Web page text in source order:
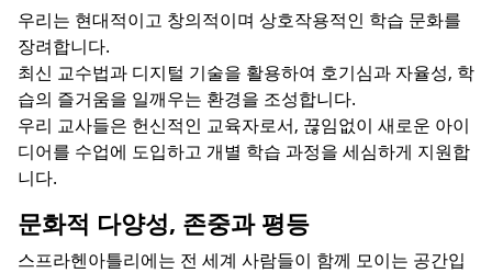
우리는 현대적이고 창의적이며 상호작용적인 학습 문화를
장려합니다.
최신 교수법과 디지털 기술을 활용하여 호기심과 자율성, 학
습의 즐거움을 일깨우는 환경을 조성합니다.
우리 교사들은 헌신적인 교육자로서, 끊임없이 새로운 아이
디어를 수업에 도입하고 개별 학습 과정을 세심하게 지원합
니다.
문화적 다양성, 존중과 평등
스프라헨아틀리에는 전 세계 사람들이 함께 모이는 공간입